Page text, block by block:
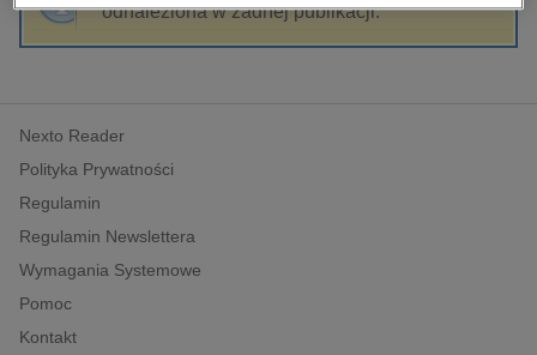
hobby, sport, rozrywka
komputery, internet, technologie, informatyka
polityka, społeczno-informacyjne
psychologiczne
inne
popularno-naukowe
historia
odnaleziona w żadnej publikacji.
Nexto Reader
Polityka Prywatności
Regulamin
Regulamin Newslettera
Wymagania Systemowe
Pomoc
Kontakt